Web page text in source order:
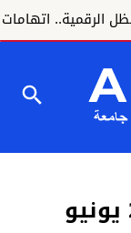
اتهامات
فاتح محرم يوم الجمعة 27 يونيو